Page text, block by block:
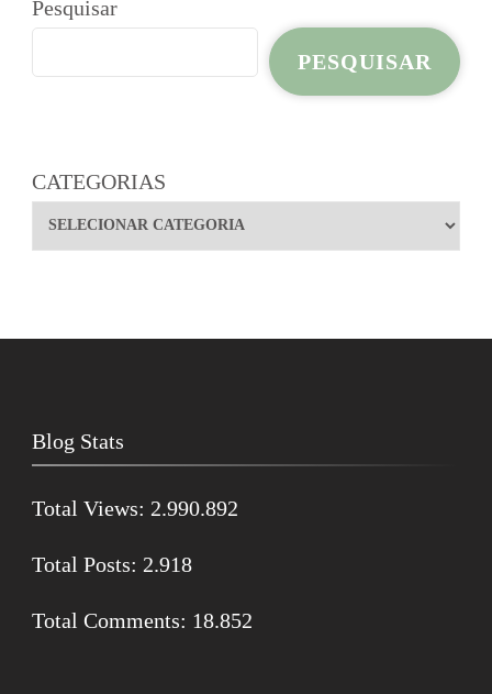
Pesquisar
PESQUISAR
CATEGORIAS
Blog Stats
Total Views: 2.990.892
Total Posts: 2.918
Total Comments: 18.852